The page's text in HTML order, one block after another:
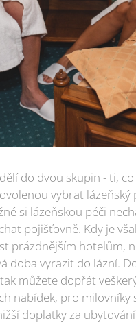
do dvou skupin - ti,
vybrat
si lázeňskou péči
pojišťovně. Kdy je
prázdnějším hotelům,
doba vyrazit do lázní.
můžete dopřát
nabídek, pro
doplatky za